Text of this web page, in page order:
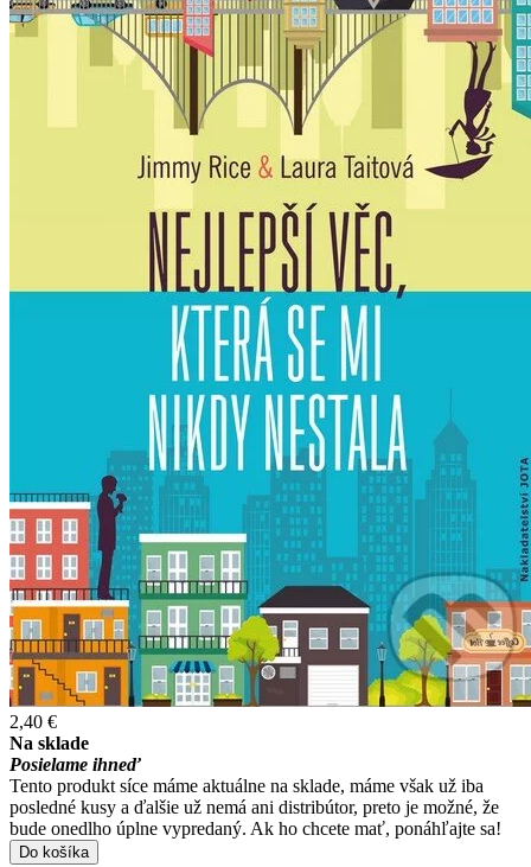
2,40 €
Na sklade
Posielame ihneď
Tento produkt síce máme aktuálne na sklade, máme však už iba
posledné kusy a ďalšie už nemá ani distribútor, preto je možné, že
bude onedlho úplne vypredaný. Ak ho chcete mať, ponáhľajte sa!
Do košíka